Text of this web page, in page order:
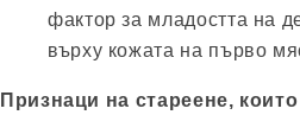
фактор за младостта на
върху кожата на първо
Признаци на стареене,